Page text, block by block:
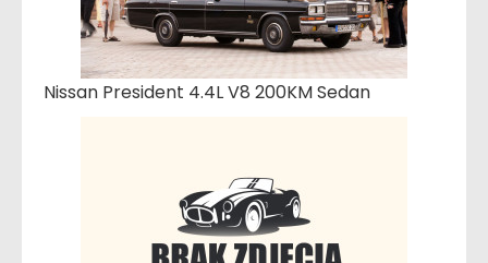
Nissan President 4.4L V8 200KM Sedan